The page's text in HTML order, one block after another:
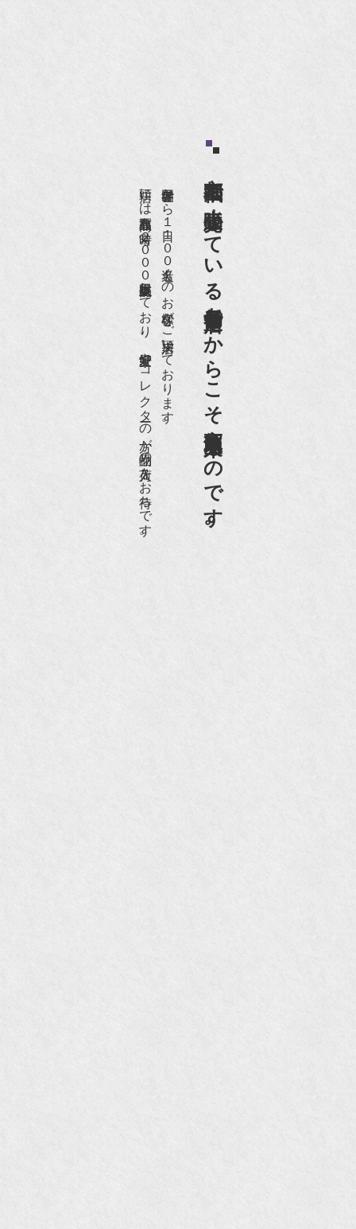
京都祇園で小売販売している
老舗骨董店だからこそ高価買取出来るのです。
世界各国から１日１００名近くのお客様がご来店頂いております。
店頭には買取商品を常時２０００点以上展示販売しており、
愛好家やコレクターの方が品物の入荷をお待ちです。